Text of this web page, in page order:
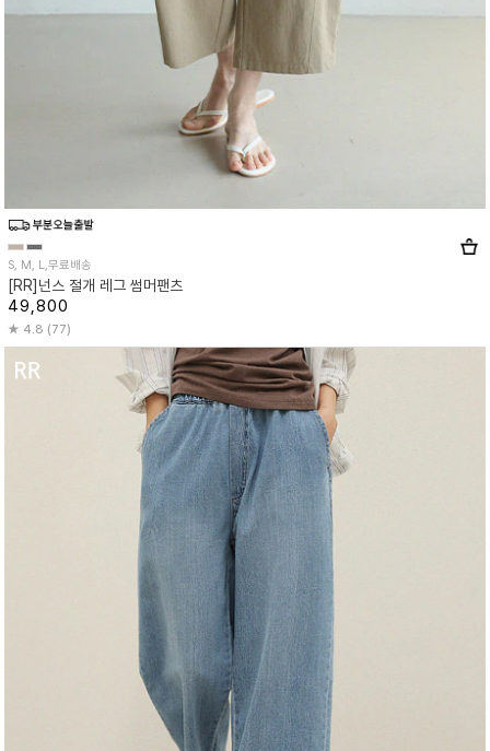
S, M, L,무료배송
[RR]넌스 절개 레그 썸머팬츠
49,800
4.8 (77)